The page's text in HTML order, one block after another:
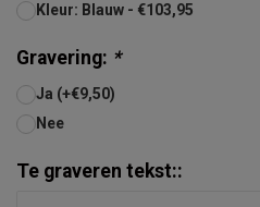
Kleur: Blauw - €103,95
Gravering: *
Ja (+€9,50)
Nee
Te graveren tekst::